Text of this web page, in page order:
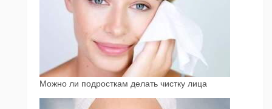
Можно ли подросткам делать чистку лица